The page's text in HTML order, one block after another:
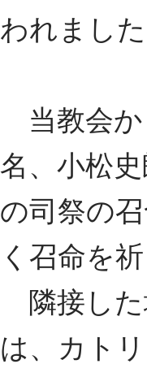
われまし
当教会か
名、小松
の司祭の
く召命を
隣接した
は、カト